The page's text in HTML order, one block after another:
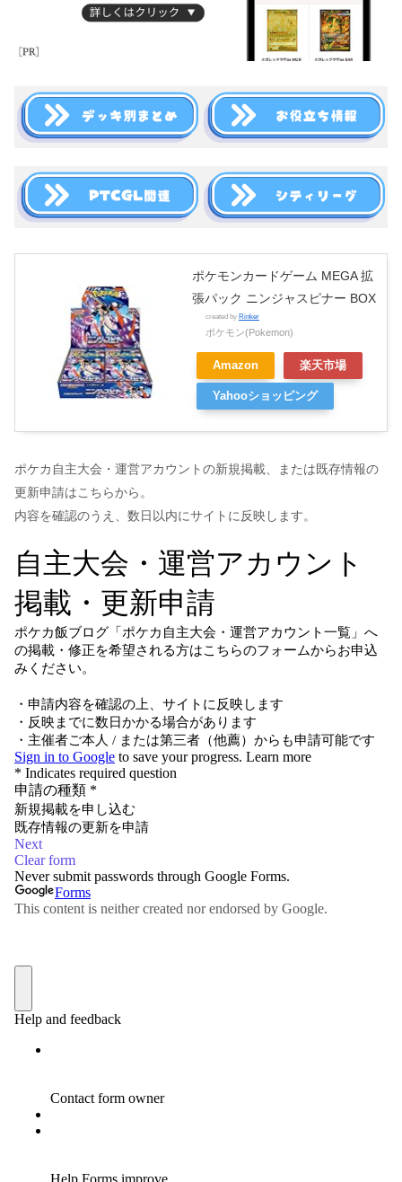
ポケモンカードゲーム MEGA 拡
張パック ニンジャスピナー BOX
created by Rinker
ポケモン(Pokemon)
Amazon 楽天市場
Yahooショッピング
ポケカ自主大会・運営アカウントの新規掲載、または既存情報の
更新申請はこちらから。
内容を確認のうえ、数日以内にサイトに反映します。